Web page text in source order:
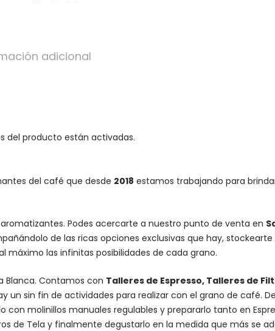
adicional
del producto están activadas.
del café que desde 2018 estamos trabajando para
Podes acercarte a nuestro punto de venta en
de las ricas opciones exclusivas que hay, stockearte
las infinitas posibilidades de cada grano.
Blanca. Contamos con Talleres de Espresso, Talleres de
un sin fin de actividades para realizar con el grano de café.
con molinillos manuales regulables y prepararlo tanto en
de Tela y finalmente degustarlo en la medida que más se